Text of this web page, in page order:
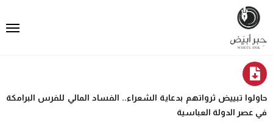
حاولوا تبييض ثرواتهم بدعاية الشعراء.. الفساد المالي للفرس البرامكة
في عصر الدولة العباسية